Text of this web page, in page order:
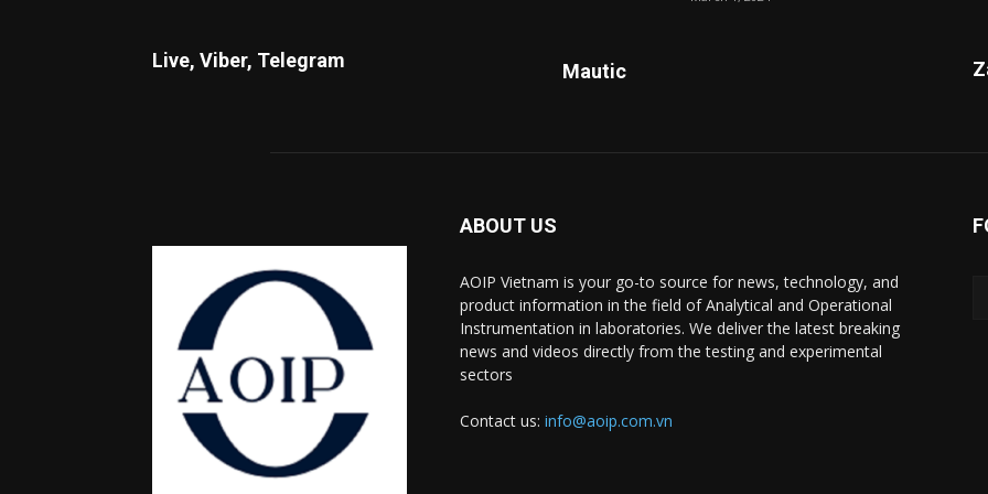
Live, Viber, Telegram Mautic
ABOUT US
AOIP Vietnam is your go-to source for news, technology, and
product information in the field of Analytical and Operational
Instrumentation in laboratories. We deliver the latest breaking
news and videos directly from the testing and experimental
sectors
Contact us: info@aoip.com.vn